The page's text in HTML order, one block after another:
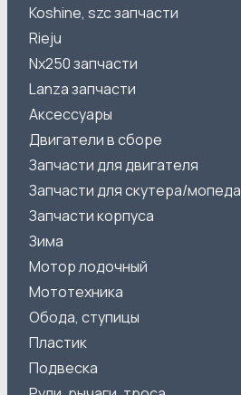
Koshine, szc запчасти
Rieju
Nx250 запчасти
Lanza запчасти
Аксессуары
Двигатели в сборе
Запчасти для двигателя
Запчасти для скутера/мопеда
Запчасти корпуса
Зима
Мотор лодочный
Мототехника
Обода, ступицы
Пластик
Подвеска